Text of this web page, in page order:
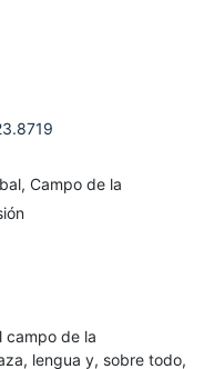
Campo de la
campo de la
lengua y, sobre todo,